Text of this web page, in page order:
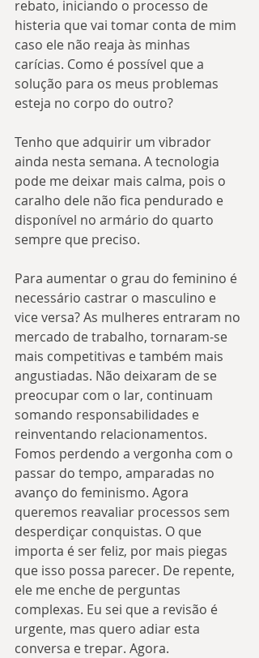
rebato, iniciando o processo de
histeria que vai tomar conta de mim
caso ele não reaja às minhas
carícias. Como é possível que a
solução para os meus problemas
esteja no corpo do outro?
Tenho que adquirir um vibrador
ainda nesta semana. A tecnologia
pode me deixar mais calma, pois o
caralho dele não fica pendurado e
disponível no armário do quarto
sempre que preciso.
Para aumentar o grau do feminino é
necessário castrar o masculino e
vice versa? As mulheres entraram no
mercado de trabalho, tornaram-se
mais competitivas e também mais
angustiadas. Não deixaram de se
preocupar com o lar, continuam
somando responsabilidades e
reinventando relacionamentos.
Fomos perdendo a vergonha com o
passar do tempo, amparadas no
avanço do feminismo. Agora
queremos reavaliar processos sem
desperdiçar conquistas. O que
importa é ser feliz, por mais piegas
que isso possa parecer. De repente,
ele me enche de perguntas
complexas. Eu sei que a revisão é
urgente, mas quero adiar esta
conversa e trepar. Agora.